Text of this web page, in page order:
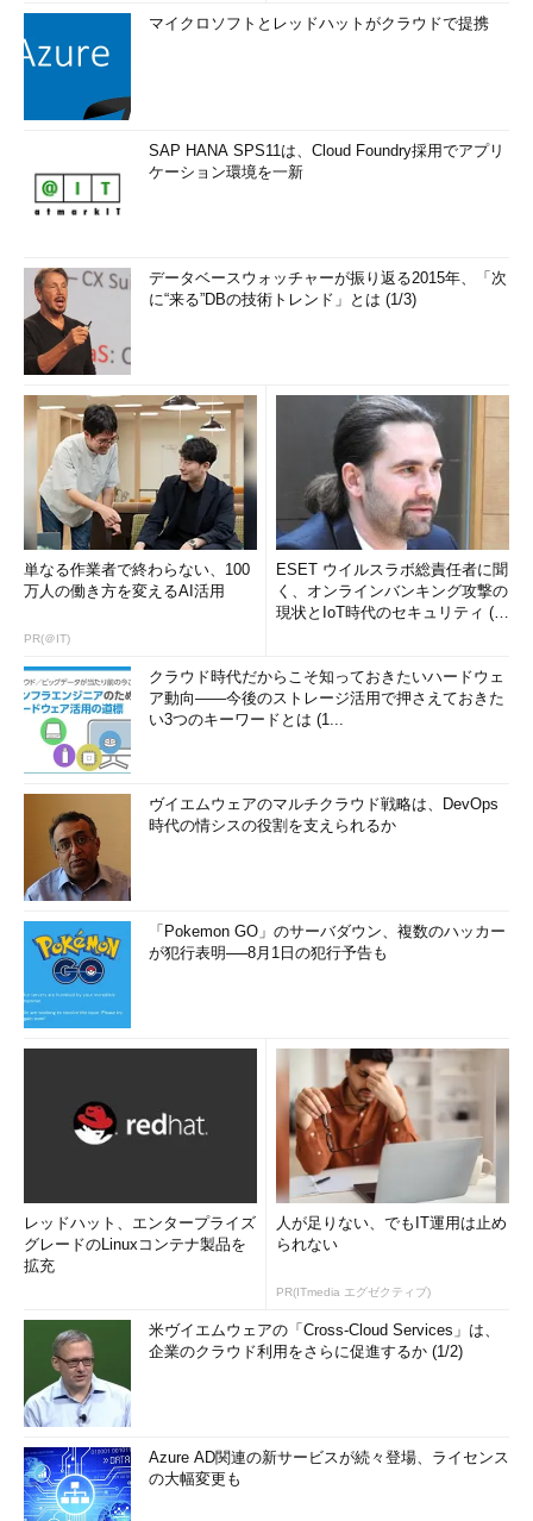
マイクロソフトとレッドハットがクラウドで提携
SAP HANA SPS11は、Cloud Foundry採用でアプリ
ケーション環境を一新
データベースウォッチャーが振り返る2015年、「次
に“来る”DBの技術トレンド」とは (1/3)
単なる作業者で終わらない、100
万人の働き方を変えるAI活用
PR(＠IT)
ESET ウイルスラボ総責任者に聞
く、オンラインバンキング攻撃の
現状とIoT時代のセキュリティ (1/
クラウド時代だからこそ知っておきたいハードウェ
ア動向――今後のストレージ活用で押さえておきた
い3つのキーワードとは (1...
ヴイエムウェアのマルチクラウド戦略は、DevOps
時代の情シスの役割を支えられるか
「Pokemon GO」のサーバダウン、複数のハッカー
が犯行表明──8月1日の犯行予告も
レッドハット、エンタープライズ
グレードのLinuxコンテナ製品を
拡充
人が足りない、でもIT運用は止め
られない
PR(ITmedia エグゼクティブ)
米ヴイエムウェアの「Cross-Cloud Services」は、
企業のクラウド利用をさらに促進するか (1/2)
Azure AD関連の新サービスが続々登場、ライセンス
の大幅変更も